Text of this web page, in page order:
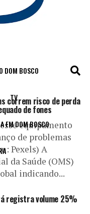
DOM BOSCO
TV
FM DOM BOSCO
correm risco de perda
de fones
equipamento
de problemas
Pexels) A
da Saúde (OMS)
indicando...
registra volume 25%